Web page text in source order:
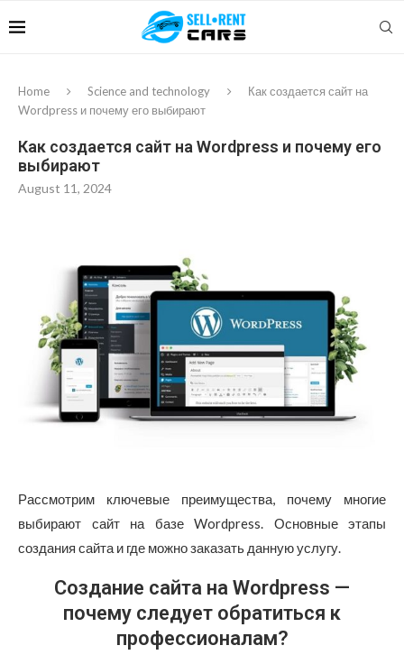
Home Science and technology
Как создается сайт на
Wordpress и почему его выбирают
Как создается сайт на Wordpress и почему его
выбирают
August 11, 2024
Рассмотрим ключевые преимущества, почему многие
выбирают сайт на базе Wordpress. Основные этапы
создания сайта и где можно заказать данную услугу.
Создание сайта на Wordpress —
почему следует обратиться к
профессионалам?